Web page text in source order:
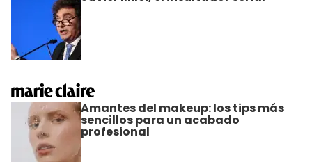
Amantes del makeup: los tips más
sencillos para un acabado
profesional